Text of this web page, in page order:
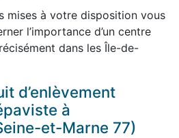
mises à votre disposition vous
l’importance d’un centre
dans les Île-de-
d’enlèvement
à
et-Marne 77)